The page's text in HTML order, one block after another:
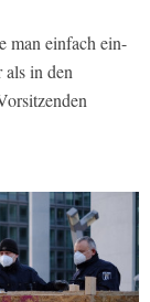
man einfach ein-
in den